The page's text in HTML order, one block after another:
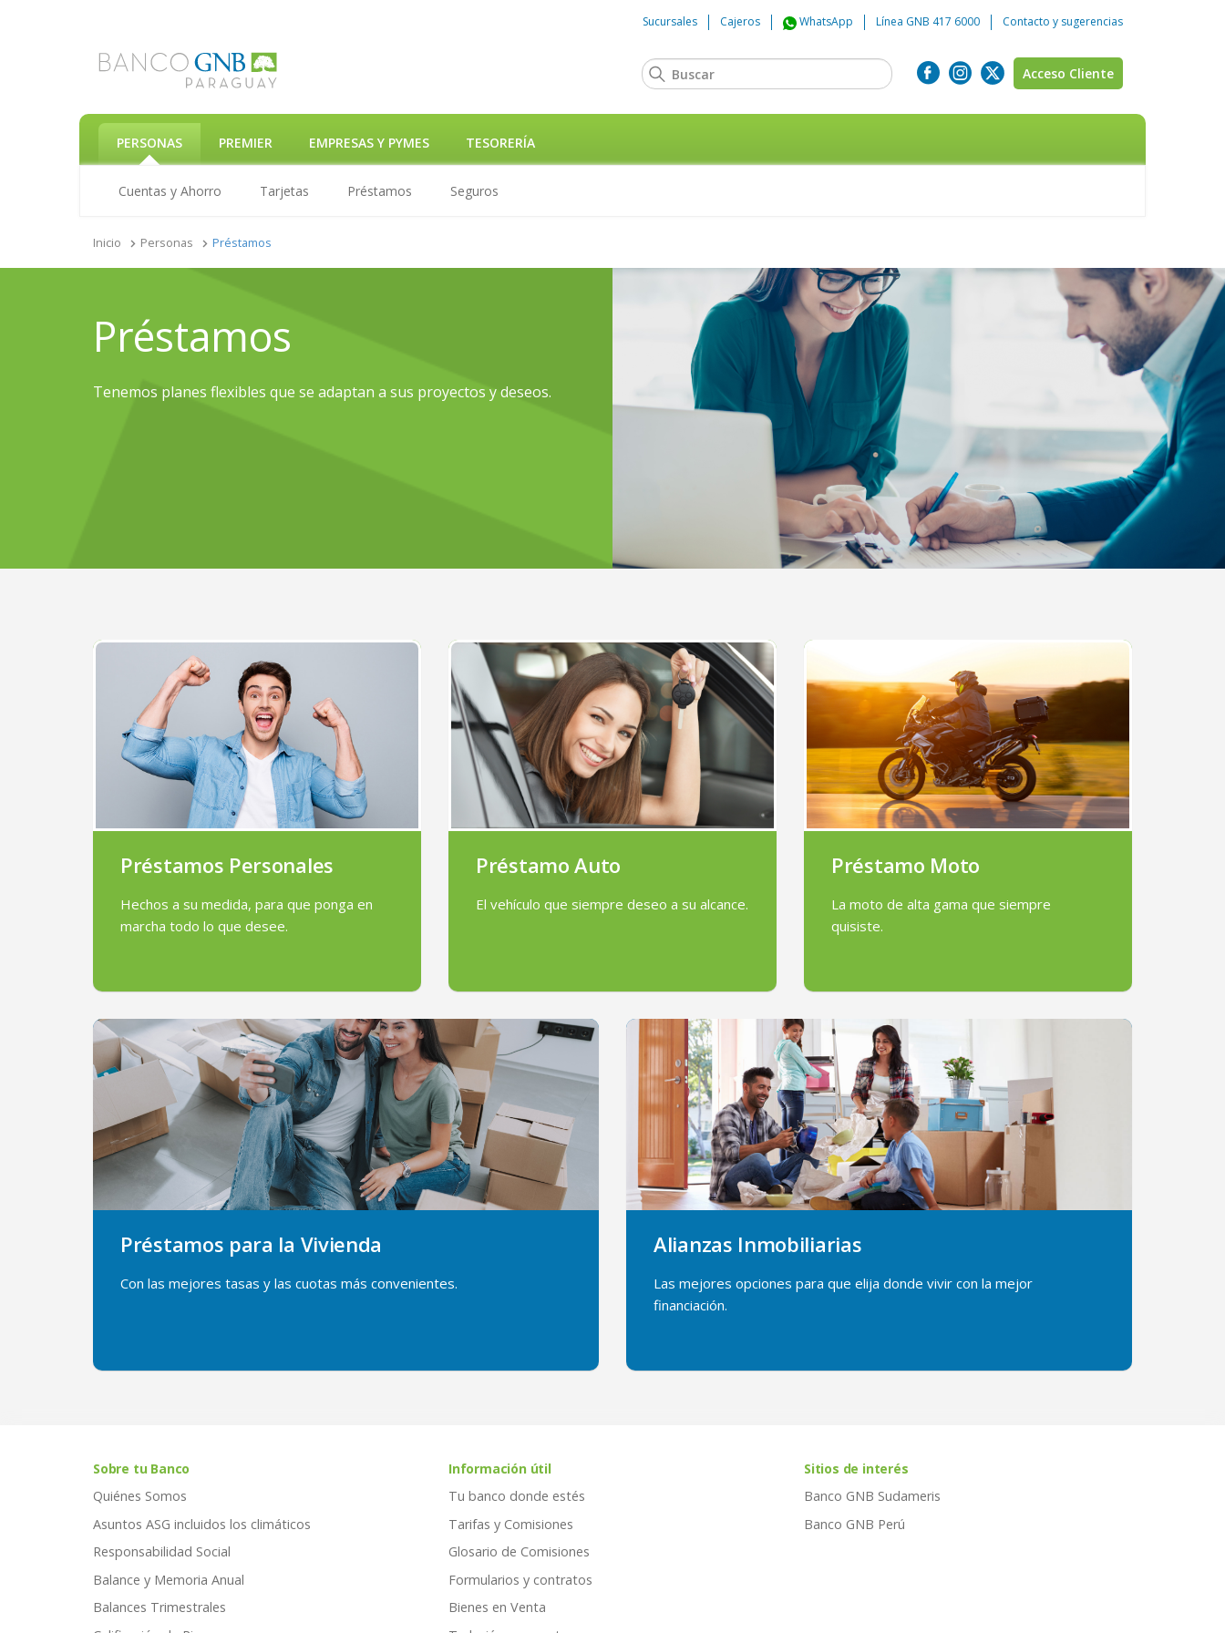
Sucursales Cajeros WhatsApp Línea GNB 417 6000 Contacto y sugerencias
PERSONAS PREMIER EMPRESAS Y PYMES TESORERÍA
Acceso Cliente
Cuentas y Ahorro Tarjetas Préstamos Seguros
Inicio Personas Préstamos
Préstamos
Tenemos planes flexibles que se adaptan a sus proyectos y deseos.
Préstamos Personales
Hechos a su medida, para que ponga en
marcha todo lo que desee.
Préstamo Auto
El vehículo que siempre deseo a su alcance.
Préstamo Moto
La moto de alta gama que siempre
quisiste.
Préstamos para la Vivienda
Con las mejores tasas y las cuotas más convenientes.
Alianzas Inmobiliarias
Las mejores opciones para que elija donde vivir con la mejor
financiación.
Sobre tu Banco
Quiénes Somos
Asuntos ASG incluidos los climáticos
Responsabilidad Social
Balance y Memoria Anual
Balances Trimestrales
Información útil
Tu banco donde estés
Tarifas y Comisiones
Glosario de Comisiones
Formularios y contratos
Bienes en Venta
Sitios de interés
Banco GNB Sudameris
Banco GNB Perú